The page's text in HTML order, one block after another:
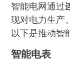
智能电网通过
现对电力生产
以下是推动智
智能电表